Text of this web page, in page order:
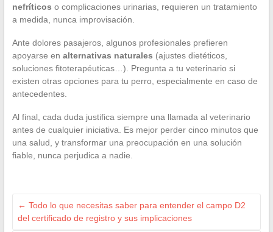
nefríticos o complicaciones urinarias, requieren un tratamiento
a medida, nunca improvisación.
Ante dolores pasajeros, algunos profesionales prefieren
apoyarse en alternativas naturales (ajustes dietéticos,
soluciones fitoterapéuticas…). Pregunta a tu veterinario si
existen otras opciones para tu perro, especialmente en caso de
antecedentes.
Al final, cada duda justifica siempre una llamada al veterinario
antes de cualquier iniciativa. Es mejor perder cinco minutos que
una salud, y transformar una preocupación en una solución
fiable, nunca perjudica a nadie.
← Todo lo que necesitas saber para entender el campo D2
del certificado de registro y sus implicaciones